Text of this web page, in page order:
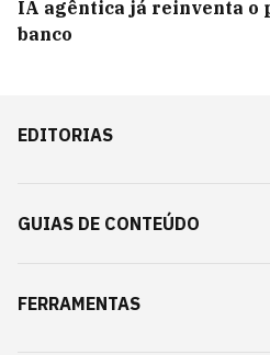
IA agêntica já reinventa o
banco
EDITORIAS
GUIAS DE CONTEÚDO
FERRAMENTAS